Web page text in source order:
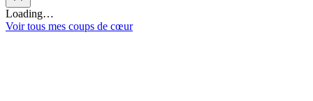
Loading…
Voir tous mes coups de cœur